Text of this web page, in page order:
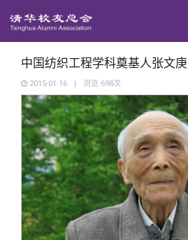
西南联大校友会
义工计划
新媒体平台
青春风采
校友文苑
校友讲坛
校友视界
校友服务
中国纺织工程学科奠基人张文庚
2015-01-16 | 浏览 698次